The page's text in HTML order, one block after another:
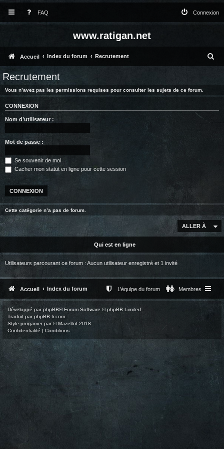
FAQ Connexion
www.ratigan.net
Accueil Index du forum Recrutement
e
Recrutement
Vous n’avez pas les permissions requises pour consulter les sujets de ce forum.
CONNEXION
Nom d’utilisateur :
Mot de passe :
Se souvenir de moi
Cacher mon statut en ligne pour cette session
Cette catégorie n’a pas de forum.
ALLER À
Qui est en ligne
Utilisateurs parcourant ce forum : Aucun utilisateur enregistré et 1 invité
Accueil Index du forum Membres
L’équipe du forum
Développé parphpBB® Forum Software © phpBB Limited
Traduit parphpBB-fr.com
Style progamerpar ©Mazeltof 2018
Confidentialité | Conditions